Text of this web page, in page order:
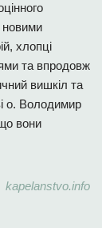
новими
хлопці
та впродовж
вишкіл та
о. Володимир
вони
kapelanstvo.info